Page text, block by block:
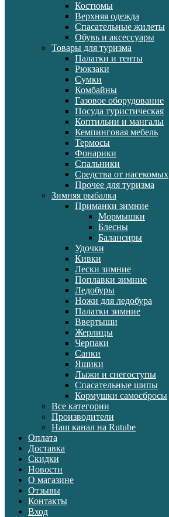
Костюмы
Верхняя одежда
Спасательные жилеты
Обувь и аксессуары
Товары для туризма
Палатки и тенты
Рюкзаки
Сумки
Комбайны
Газовое оборудование
Посуда туристическая
Коптильни и мангалы
Кемпинговая мебель
Термосы
Фонарики
Спальники
Средства от насекомых
Прочее для туризма
Зимняя рыбалка
Приманки зимние
Мормышки
Блесны
Балансиры
Удочки
Кивки
Лески зимние
Поплавки зимние
Ледобуры
Ножи для ледобура
Палатки зимние
Ввертыши
Жерлицы
Черпаки
Санки
Ящики
Лыжи и снегоступы
Спасательные шипы
Кормушки самосбросы
Все категории
Производители
Наш канал на Rutube
Оплата
Доставка
Скидки
Новости
О магазине
Отзывы
Контакты
Вход